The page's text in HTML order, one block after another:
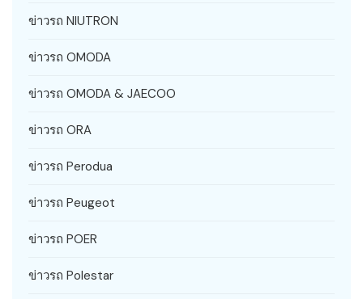
ข่าวรถ NIUTRON
ข่าวรถ OMODA
ข่าวรถ OMODA & JAECOO
ข่าวรถ ORA
ข่าวรถ Perodua
ข่าวรถ Peugeot
ข่าวรถ POER
ข่าวรถ Polestar